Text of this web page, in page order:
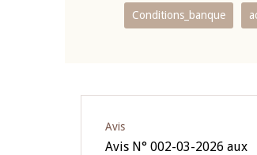
Conditions_banque
Avis
Avis N° 002-03-2026 aux